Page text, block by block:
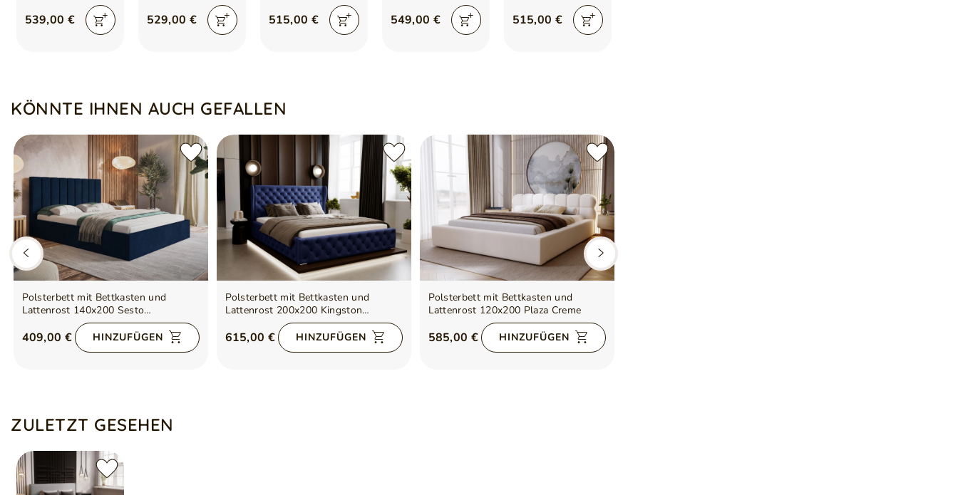
180x200 Monaco
539,00 €
160x200 Monaco
529,00 €
140x200 Monaco
515,00 €
200x200 Monaco
549,00 €
140x200 Monaco
515,00 €
KÖNNTE IHNEN AUCH GEFALLEN
Polsterbett mit Bettkasten und
Lattenrost 140x200 Sesto
409,00 € HINZUFÜGEN
Polsterbett mit Bettkasten und
Lattenrost 200x200 Kingston
615,00 € HINZUFÜGEN
Polsterbett mit Bettkasten und
Lattenrost 120x200 Plaza Creme
585,00 € HINZUFÜGEN
ZULETZT GESEHEN